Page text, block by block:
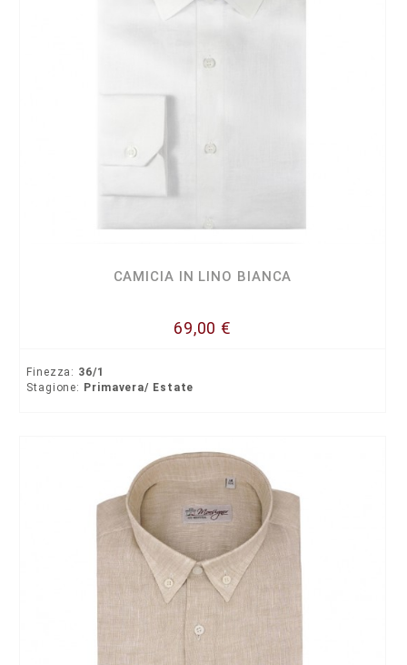
CAMICIA IN LINO BIANCA
69,00 €
Finezza: 36/1
Stagione: Primavera/ Estate